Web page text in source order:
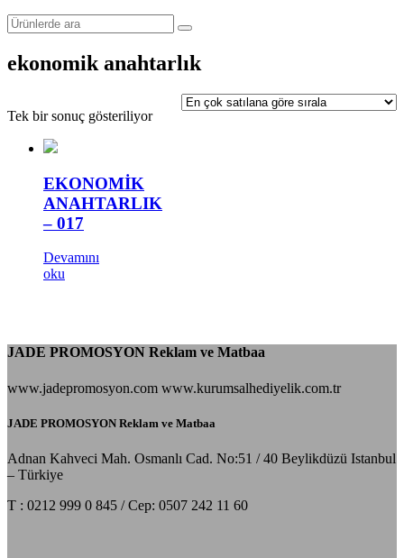
ekonomik anahtarlık
Tek bir sonuç gösteriliyor
EKONOMİK
ANAHTARLIK
– 017
Devamını
oku
JADE PROMOSYON Reklam ve Matbaa
www.jadepromosyon.com www.kurumsalhediyelik.com.tr
JADE PROMOSYON Reklam ve Matbaa
Adnan Kahveci Mah. Osmanlı Cad. No:51 / 40 Beylikdüzü Istanbul
– Türkiye
T : 0212 999 0 845 / Cep: 0507 242 11 60